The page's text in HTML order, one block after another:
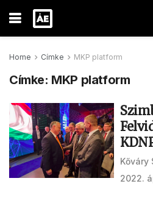
Home Címke MKP platform
Címke: MKP platform
Kőváry
2022.